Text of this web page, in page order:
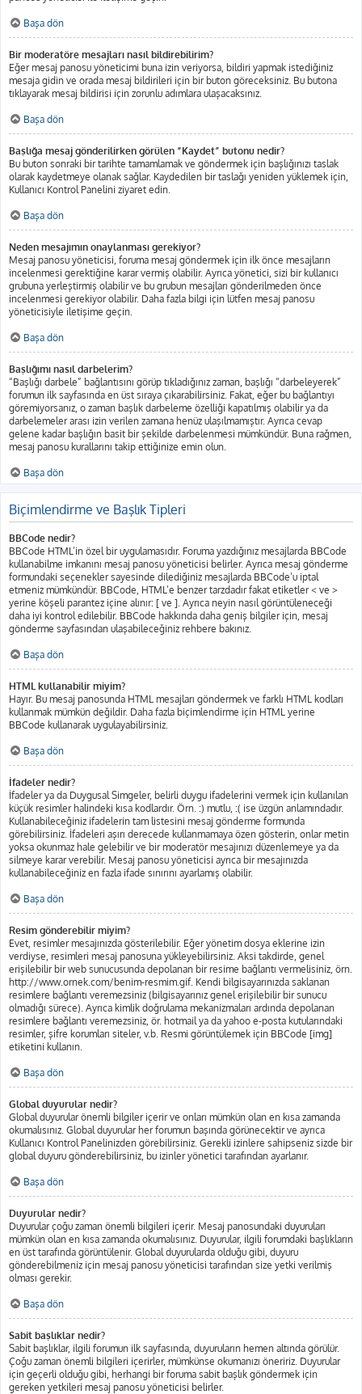
Başa dön
Bir moderatöre mesajları nasıl bildirebilirim?
Eğer mesaj panosu yöneticimi buna izin veriyorsa, bildiri yapmak istediğiniz
mesaja gidin ve orada mesaj bildirileri için bir buton göreceksiniz. Bu butona
tıklayarak mesaj bildirisi için zorunlu adımlara ulaşacaksınız.
Başa dön
Başlığa mesaj gönderilirken görülen “Kaydet” butonu nedir?
Bu buton sonraki bir tarihte tamamlamak ve göndermek için başlığınızı taslak
olarak kaydetmeye olanak sağlar. Kaydedilen bir taslağı yeniden yüklemek için,
Kullanıcı Kontrol Panelini ziyaret edin.
Başa dön
Neden mesajımın onaylanması gerekiyor?
Mesaj panosu yöneticisi, foruma mesaj göndermek için ilk önce mesajların
incelenmesi gerektiğine karar vermiş olabilir. Ayrıca yönetici, sizi bir kullanıcı
grubuna yerleştirmiş olabilir ve bu grubun mesajları gönderilmeden önce
incelenmesi gerekiyor olabilir. Daha fazla bilgi için lütfen mesaj panosu
yöneticisiyle iletişime geçin.
Başa dön
Başlığımı nasıl darbelerim?
“Başlığı darbele” bağlantısını görüp tıkladığınız zaman, başlığı “darbeleyerek”
forumun ilk sayfasında en üst sıraya çıkarabilirsiniz. Fakat, eğer bu bağlantıyı
göremiyorsanız, o zaman başlık darbeleme özelliği kapatılmış olabilir ya da
darbelemeler arası izin verilen zamana henüz ulaşılmamıştır. Ayrıca cevap
gelene kadar başlığın basit bir şekilde darbelenmesi mümkündür. Buna rağmen,
mesaj panosu kurallarını takip ettiğinize emin olun.
Başa dön
Biçimlendirme ve Başlık Tipleri
BBCode nedir?
BBCode HTML’in özel bir uygulamasıdır. Foruma yazdığınız mesajlarda BBCode
kullanabilme imkanını mesaj panosu yöneticisi belirler. Ayrıca mesaj gönderme
formundaki seçenekler sayesinde dilediğiniz mesajlarda BBCode’u iptal
etmeniz mümkündür. BBCode, HTML’e benzer tarzdadır fakat etiketler < ve >
yerine köşeli parantez içine alınır: [ ve ]. Ayrıca neyin nasıl görüntüleneceği
daha iyi kontrol edilebilir. BBCode hakkında daha geniş bilgiler için, mesaj
gönderme sayfasından ulaşabileceğiniz rehbere bakınız.
Başa dön
HTML kullanabilir miyim?
Hayır. Bu mesaj panosunda HTML mesajları göndermek ve farklı HTML kodları
kullanmak mümkün değildir. Daha fazla biçimlendirme için HTML yerine
BBCode kullanarak uygulayabilirsiniz.
Başa dön
İfadeler nedir?
İfadeler ya da Duygusal Simgeler, belirli duygu ifadelerini vermek için kullanılan
küçük resimler halindeki kısa kodlardır. Örn. :) mutlu, :( ise üzgün anlamındadır.
Kullanabileceğiniz ifadelerin tam listesini mesaj gönderme formunda
görebilirsiniz. İfadeleri aşırı derecede kullanmamaya özen gösterin, onlar metin
yoksa okunmaz hale gelebilir ve bir moderatör mesajınızı düzenlemeye ya da
silmeye karar verebilir. Mesaj panosu yöneticisi ayrıca bir mesajınızda
kullanabileceğiniz en fazla ifade sınırını ayarlamış olabilir.
Başa dön
Resim gönderebilir miyim?
Evet, resimler mesajınızda gösterilebilir. Eğer yönetim dosya eklerine izin
verdiyse, resimleri mesaj panosuna yükleyebilirsiniz. Aksi takdirde, genel
erişilebilir bir web sunucusunda depolanan bir resime bağlantı vermelisiniz, örn.
http://www.ornek.com/benim-resmim.gif. Kendi bilgisayarınızda saklanan
resimlere bağlantı veremezsiniz (bilgisayarınız genel erişilebilir bir sunucu
olmadığı sürece). Ayrıca kimlik doğrulama mekanizmaları ardında depolanan
resimlere bağlantı veremezsiniz, ör. hotmail ya da yahoo e-posta kutularındaki
resimler, şifre korumları siteler, v.b. Resmi görüntülemek için BBCode [img]
etiketini kullanın.
Başa dön
Global duyurular nedir?
Global duyurular önemli bilgiler içerir ve onları mümkün olan en kısa zamanda
okumalısınız. Global duyurular her forumun başında görünecektir ve ayrıca
Kullanıcı Kontrol Panelinizden görebilirsiniz. Gerekli izinlere sahipseniz sizde bir
global duyuru gönderebilirsiniz, bu izinler yönetici tarafından ayarlanır.
Başa dön
Duyurular nedir?
Duyurular çoğu zaman önemli bilgileri içerir. Mesaj panosundaki duyuruları
mümkün olan en kısa zamanda okumalısınız. Duyurular, ilgili forumdaki başlıkların
en üst tarafında görüntülenir. Global duyurularda olduğu gibi, duyuru
gönderebilmeniz için mesaj panosu yöneticisi tarafından size yetki verilmiş
olması gerekir.
Başa dön
Sabit başlıklar nedir?
Sabit başlıklar, ilgili forumun ilk sayfasında, duyuruların hemen altında görülür.
Çoğu zaman önemli bilgileri içerirler, mümkünse okumanızı öneririz. Duyurular
için geçerli olduğu gibi, herhangi bir foruma sabit başlık göndermek için
gereken yetkileri mesaj panosu yöneticisi belirler.